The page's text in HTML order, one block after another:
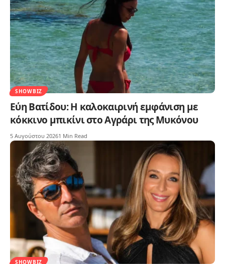
SHOWBIZ
Εύη Βατίδου: Η καλοκαιρινή εμφάνιση με
κόκκινο μπικίνι στο Αγράρι της Μυκόνου
5 Αυγούστου 20261 Min Read
SHOWBIZ